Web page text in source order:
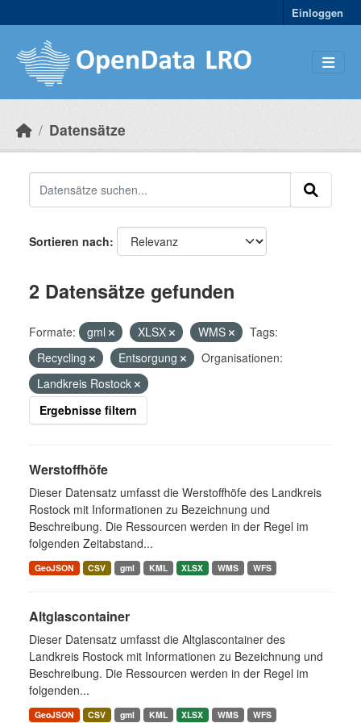
Einloggen
Datensätze
Sortieren nach
2 Datensätze gefunden
Formate: gml XLSX WMS
Tags:
Recycling
Entsorgung
Organisationen:
Landkreis Rostock
Ergebnisse filtern
Werstoffhöfe
Dieser Datensatz umfasst die Werstoffhöfe des Landkreis
Rostock mit Informationen zu Bezeichnung und
Beschreibung. Die Ressourcen werden in der Regel im
folgenden Zeitabstand...
GeoJSON CSV gml KML XLSX WMS WFS
Altglascontainer
Dieser Datensatz umfasst die Altglascontainer des
Landkreis Rostock mit Informationen zu Bezeichnung und
Beschreibung. Die Ressourcen werden in der Regel im
folgenden...
GeoJSON CSV gml KML XLSX WMS WFS